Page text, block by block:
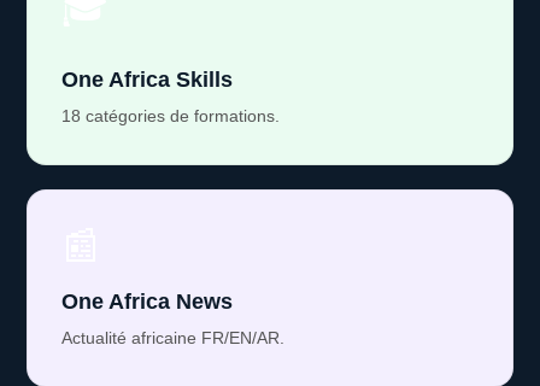
One Africa Skills
18 catégories de formations.
One Africa News
Actualité africaine FR/EN/AR.